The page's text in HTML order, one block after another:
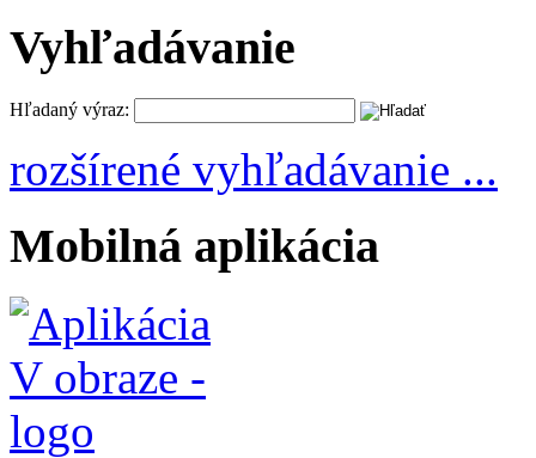
Vyhľadávanie
Hľadaný výraz:
rozšírené vyhľadávanie ...
Mobilná aplikácia